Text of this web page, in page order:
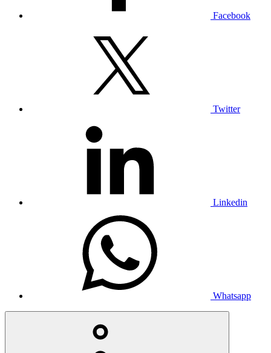
Facebook
Twitter
Linkedin
Whatsapp